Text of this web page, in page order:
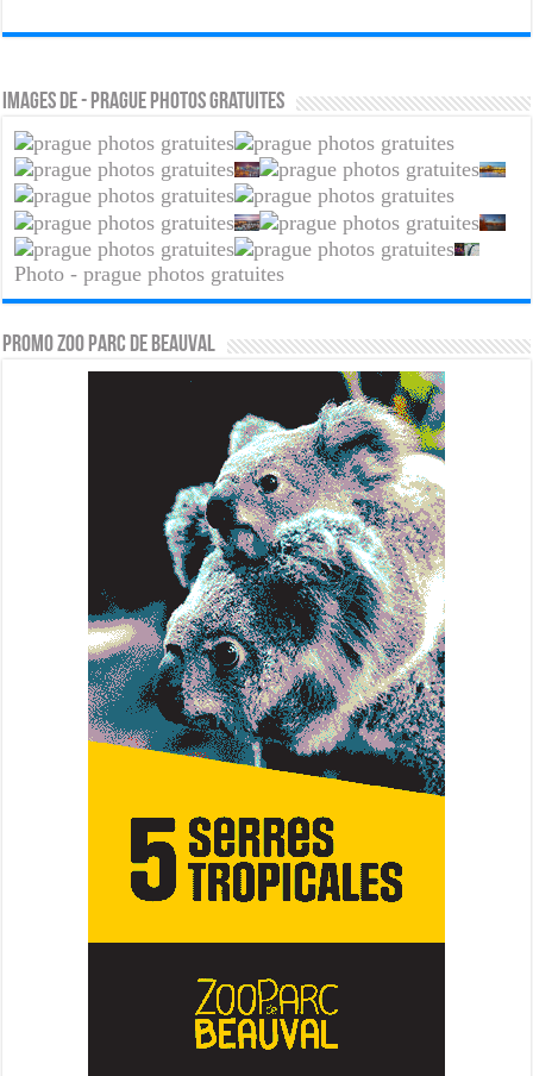
Images de - prague photos gratuites
Photo - prague photos gratuites
PROMO ZOO PARC DE BEAUVAL